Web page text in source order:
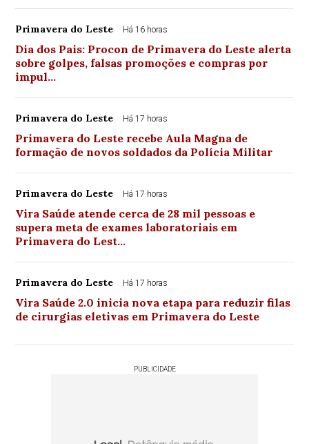
Primavera do Leste Há 16 horas
Dia dos Pais: Procon de Primavera do Leste alerta
sobre golpes, falsas promoções e compras por
impul…
Primavera do Leste Há 17 horas
Primavera do Leste recebe Aula Magna de
formação de novos soldados da Polícia Militar
Primavera do Leste Há 17 horas
Vira Saúde atende cerca de 28 mil pessoas e
supera meta de exames laboratoriais em
Primavera do Lest…
Primavera do Leste Há 17 horas
Vira Saúde 2.0 inicia nova etapa para reduzir filas
de cirurgias eletivas em Primavera do Leste
PUBLICIDADE